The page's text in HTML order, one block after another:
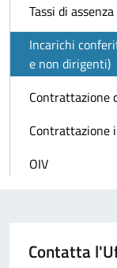
Tassi di assenza
Incarichi
e non dirigenti)
Contrattazione
Contrattazione
OIV
Contatta